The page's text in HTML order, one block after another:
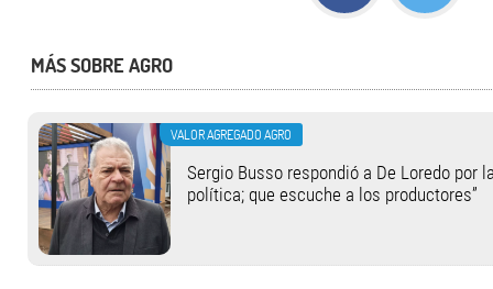
MÁS SOBRE AGRO
VALOR AGREGADO AGRO
Sergio Busso respondió a De Loredo por
política; que escuche a los productores”